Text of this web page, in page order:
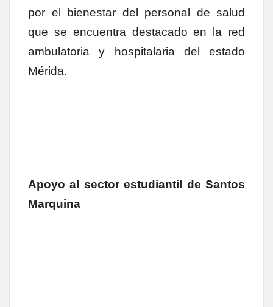
por el bienestar del personal de salud
que se encuentra destacado en la red
ambulatoria y hospitalaria del estado
Mérida.
Apoyo al sector estudiantil de Santos
Marquina